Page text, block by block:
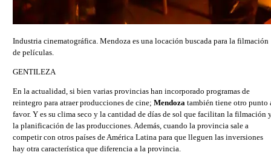
Industria cinematográfica. Mendoza es una locación buscada para la filmación
de películas.
GENTILEZA
En la actualidad, si bien varias provincias han incorporado programas de
reintegro para atraer producciones de cine; Mendoza también tiene otro punto
favor. Y es su clima seco y la cantidad de días de sol que facilitan la filmación
la planificación de las producciones. Además, cuando la provincia sale a
competir con otros países de América Latina para que lleguen las inversiones
hay otra característica que diferencia a la provincia.